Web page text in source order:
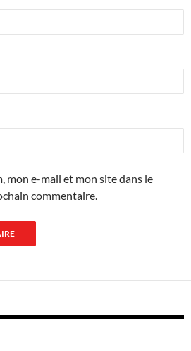
mon e-mail et mon site dans le
commentaire.